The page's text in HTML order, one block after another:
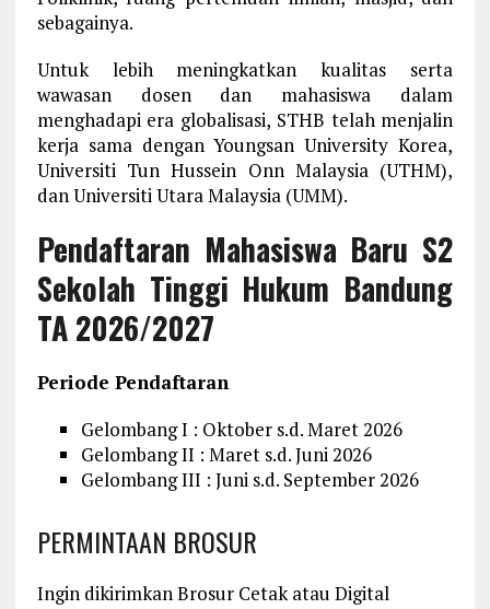
sebagainya.
Untuk lebih meningkatkan kualitas serta
wawasan dosen dan mahasiswa dalam
menghadapi era globalisasi, STHB telah menjalin
kerja sama dengan Youngsan University Korea,
Universiti Tun Hussein Onn Malaysia (UTHM),
dan Universiti Utara Malaysia (UMM).
Pendaftaran Mahasiswa Baru S2
Sekolah Tinggi Hukum Bandung
TA 2026/2027
Periode Pendaftaran
Gelombang I : Oktober s.d. Maret 2026
Gelombang II : Maret s.d. Juni 2026
Gelombang III : Juni s.d. September 2026
PERMINTAAN BROSUR
Ingin dikirimkan Brosur Cetak atau Digital